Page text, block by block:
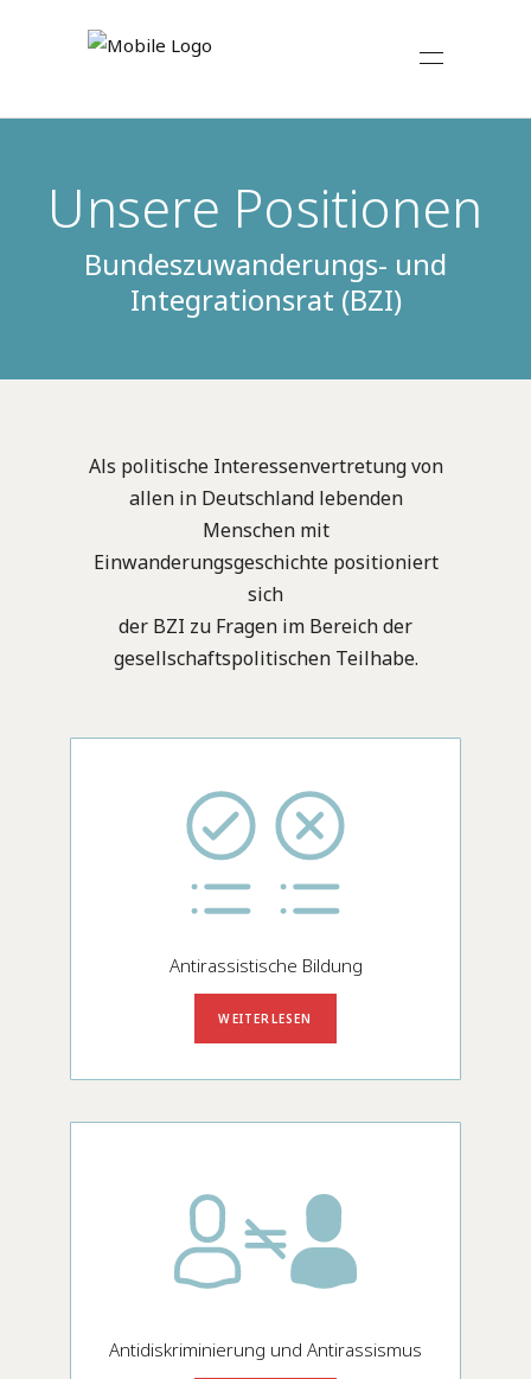
Unsere Positionen
Bundeszuwanderungs- und
Integrationsrat (BZI)
Als politische Interessenvertretung von
allen in Deutschland lebenden
Menschen mit
Einwanderungsgeschichte positioniert
sich
der BZI zu Fragen im Bereich der
gesellschaftspolitischen Teilhabe.
Antirassistische Bildung
WEITERLESEN
Antidiskriminierung und Antirassismus